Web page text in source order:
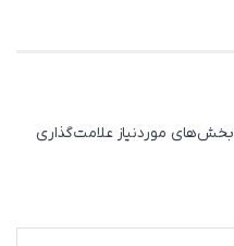
بخش‌های موردنیاز علامت‌گذاری